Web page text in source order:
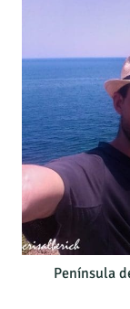
Península